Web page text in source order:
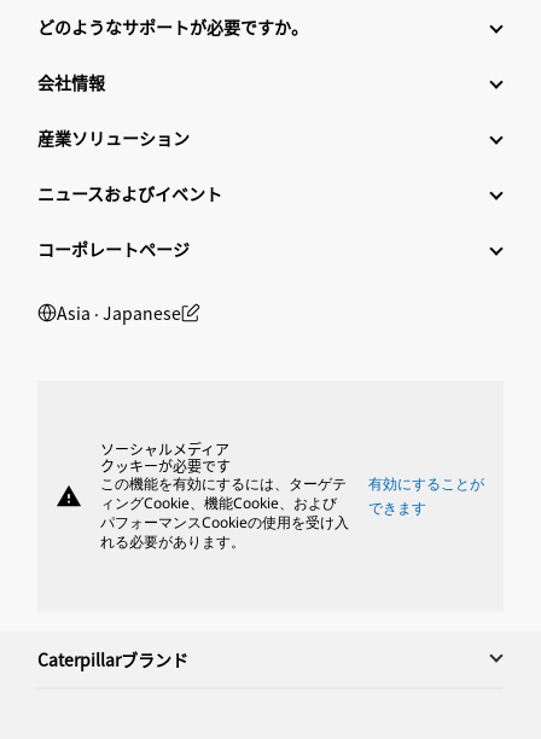
どのようなサポートが必要ですか。
会社情報
産業ソリューション
ニュースおよびイベント
コーポレートページ
Asia ‧ Japanese
warning
ソーシャルメディア
クッキーが必要です
この機能を有効にするには、ターゲテ
ィングCookie、機能Cookie、および
パフォーマンスCookieの使用を受け入
れる必要があります。
有効にすることが
できます
Caterpillarブランド